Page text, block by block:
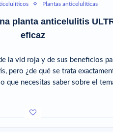
Plantas anticelulíticas
planta anticelulitis
eficaz
la vid roja y de sus beneficios
pero ¿de qué se trata
que necesitas saber sobre el